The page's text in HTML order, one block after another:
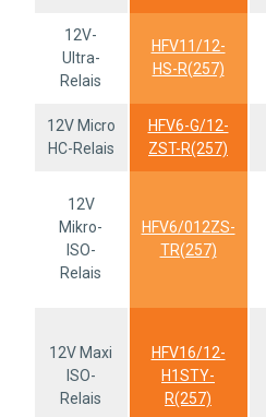
12V-
Ultra-
Relais
HFV11/12-
HS-R(257)
12V Micro
HC-Relais
HFV6-G/12-
ZST-R(257)
12V
Mikro-
ISO-
Relais
HFV6/012ZS-
TR(257)
12V Maxi
ISO-
Relais
HFV16/12-
H1STY-
R(257)